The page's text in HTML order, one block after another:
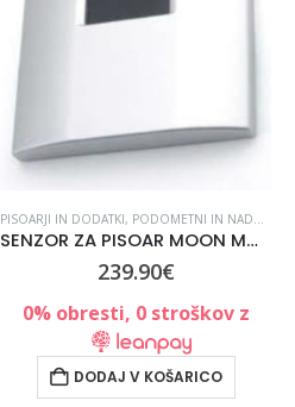
PISOARJI IN DODATKI, PODOMETNI IN NADOMETNI SANITARNI SISTEMI
SENZOR ZA PISOAR MOON MOON 2000
239.90€
0% obresti, 0 stroškov z
DODAJ V KOŠARICO